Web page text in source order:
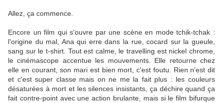
Allez, ça commence.
Encore un film qui s'ouvre par une scène en mode tchik-tchak :
l'origine du mal, Ana qui erre dans la rue, cocard sur la gueule,
sang sur le t-shirt. Tout est calme, le travelling est nickel chrome,
le cinémascope accentue les mouvements. Elle retourne chez
elle en courant, son mari est bien mort, c'est foutu. Rien n'est dit
et c'est super classe mais on ne me la fait plus : les couleurs
désaturées à mort et les silences insistants, ça déchire quand ça
fait contre-point avec une action brulante, mais si le film bifurque